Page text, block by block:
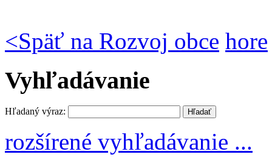
<Späť na Rozvoj obce hore
Vyhľadávanie
Hľadaný výraz:
rozšírené vyhľadávanie ...